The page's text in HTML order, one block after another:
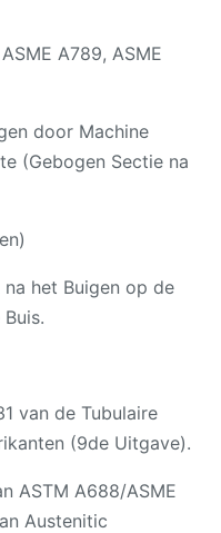
A789, ASME
door Machine
(Gebogen Sectie na
het Buigen op de
van de Tubulaire
(9de Uitgave).
ASTM A688/ASME
Austenitic